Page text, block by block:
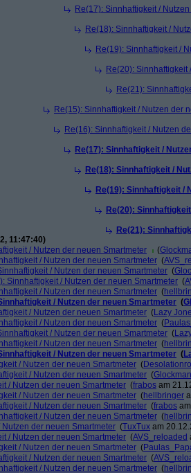
Re(17): Sinnhaftigkeit /
Re(18): Sinnhaftigkeit /
Re(19): Sinnhaftigkeit /
Re(20): Sinnhaftigkeit
Re(21):
Re(15): Sinnhaftigkeit / Nutzen der
Re(16): Sinnhaftigkeit / Nutzen
Re(17): Sinnhaftigkeit /
Re(18): Sinnhaftigkeit /
Re(19): Sinnhaftigkeit /
Re(20):
Re(21):
11:47:40)
/ Nutzen der neuen Smartmeter
(
/ Nutzen der neuen Smartmeter (
/ Nutzen der neuen Smartmeter (
Sinnhaftigkeit / Nutzen der neuen Smartmeter (
/ Nutzen der neuen Smartmeter (
/ Nutzen der neuen Smartmeter (
/ Nutzen der neuen Smartmeter (Lazy
/ Nutzen der neuen Smartmeter (
/ Nutzen der neuen Smartmeter (
/ Nutzen der neuen Smartmeter (
/ Nutzen der neuen Smartmeter (
/ Nutzen der neuen Smartmeter (
/ Nutzen der neuen Smartmeter (Glockman
/ Nutzen der neuen Smartmeter (frabos am
/ Nutzen der neuen Smartmeter (hellbringer
/ Nutzen der neuen Smartmeter (frabos
/ Nutzen der neuen Smartmeter (
der neuen Smartmeter (TuxTux am
/ Nutzen der neuen Smartmeter (AVS_reloaded
/ Nutzen der neuen Smartmeter (
/ Nutzen der neuen Smartmeter (
/ Nutzen der neuen Smartmeter (